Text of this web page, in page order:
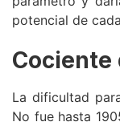
potencial de
La dificultad
No fue hasta